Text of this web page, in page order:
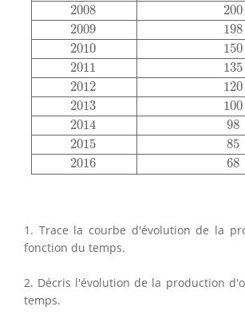
2008
200
2009
198
2010
150
2011
135
2012
120
2013
100
2014
98
2015
85
2016
68
1. Trace la courbe d'évolution de la
fonction du temps.
2. Décris l'évolution de la production
temps.